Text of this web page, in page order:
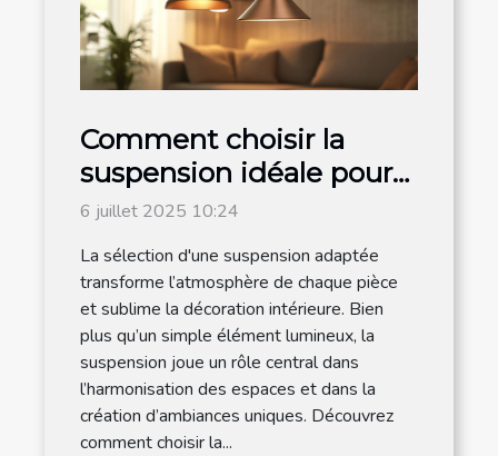
Comment choisir la
suspension idéale pour
chaque espace de votre
maison ?
6 juillet 2025 10:24
La sélection d'une suspension adaptée
transforme l’atmosphère de chaque pièce
et sublime la décoration intérieure. Bien
plus qu’un simple élément lumineux, la
suspension joue un rôle central dans
l’harmonisation des espaces et dans la
création d’ambiances uniques. Découvrez
comment choisir la...